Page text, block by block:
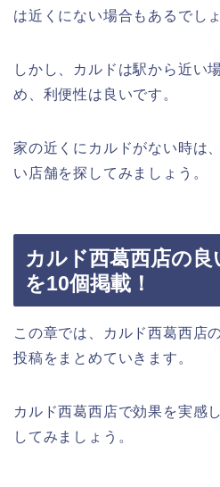
は近くにない場合もあるでしょ
しかし、カルドは駅から近い
め、利便性は良いです。
家の近くにカルドがない時は
い店舗を探してみましょう。
カルド西葛西店の良
を10個掲載！
この章では、カルド西葛西店
投稿をまとめていきます。
カルド西葛西店で効果を実感
してみましょう。